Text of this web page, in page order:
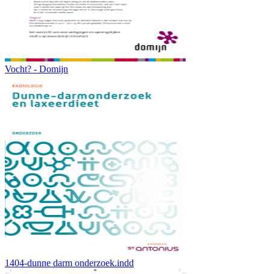
Vocht? - Domijn
1404-dunne darm onderzoek.indd